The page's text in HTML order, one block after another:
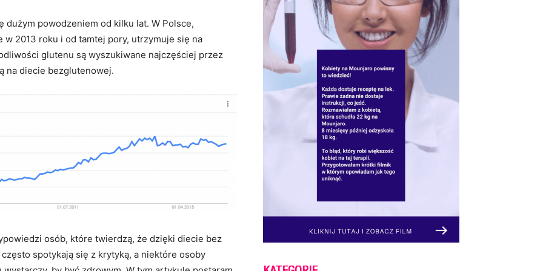
powodzeniem od kilku lat. W Polsce,
2013 roku i od tamtej pory, utrzymuje się na
glutenu są wyszukiwane najczęściej przez
na diecie bezglutenowej.
osób, które twierdzą, że dzięki diecie bez
spotykają się z krytyką, a niektóre osoby